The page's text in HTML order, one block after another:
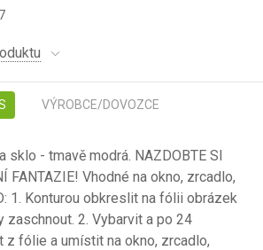
VÝROBCE/DOVOZCE
sklo - tmavě modrá. NAZDOBTE SI
FANTAZIE! Vhodné na okno, zrcadlo,
1. Konturou obkreslit na fólii obrázek
zaschnout. 2. Vybarvit a po 24
z fólie a umístit na okno, zrcadlo,